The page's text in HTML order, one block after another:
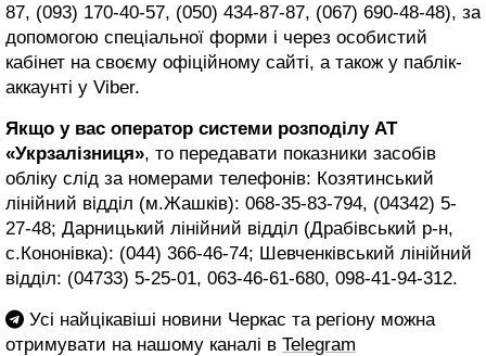
87, (093) 170-40-57, (050) 434-87-87, (067) 690-48-48), за
допомогою спеціальної форми і через особистий
кабінет на своєму офіційному сайті, а також у паблік-
аккаунті у Viber.
Якщо у вас оператор системи розподілу АТ
«Укрзалізниця», то передавати показники засобів
обліку слід за номерами телефонів: Козятинський
лінійний відділ (м.Жашків): 068-35-83-794, (04342) 5-
27-48; Дарницький лінійний відділ (Драбівський р-н,
с.Кононівка): (044) 366-46-74; Шевченківський лінійний
відділ: (04733) 5-25-01, 063-46-61-680, 098-41-94-312.
Усі найцікавіші новини Черкас та регіону можна
отримувати на нашому каналі в Telegram